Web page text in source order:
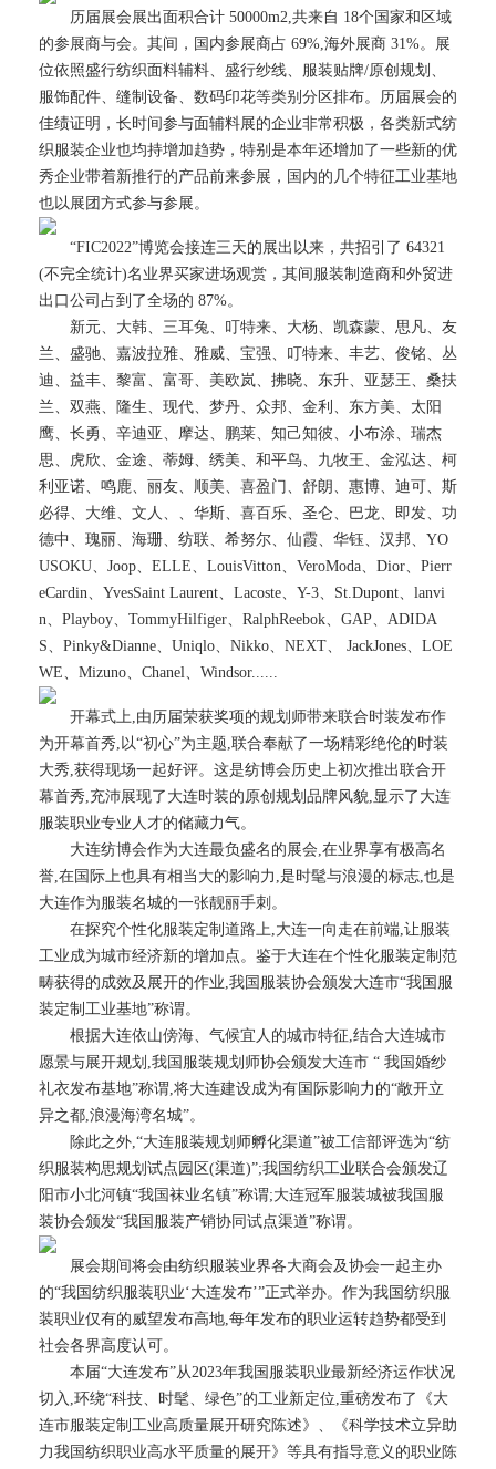
历届展会展出面积合计 50000m2,共来自 18个国家和区域
的参展商与会。其间，国内参展商占 69%,海外展商 31%。展
位依照盛行纺织面料辅料、盛行纱线、服装贴牌/原创规划、
服饰配件、缝制设备、数码印花等类别分区排布。历届展会的
佳绩证明，长时间参与面辅料展的企业非常积极，各类新式纺
织服装企业也均持增加趋势，特别是本年还增加了一些新的优
秀企业带着新推行的产品前来参展，国内的几个特征工业基地
也以展团方式参与参展。
“FIC2022”博览会接连三天的展出以来，共招引了 64321
(不完全统计)名业界买家进场观赏，其间服装制造商和外贸进
出口公司占到了全场的 87%。
新元、大韩、三耳兔、叮特来、大杨、凯森蒙、思凡、友
兰、盛驰、嘉波拉雅、雅威、宝强、叮特来、丰艺、俊铭、丛
迪、益丰、黎富、富哥、美欧岚、拂晓、东升、亚瑟王、桑扶
兰、双燕、隆生、现代、梦丹、众邦、金利、东方美、太阳
鹰、长勇、辛迪亚、摩达、鹏莱、知己知彼、小布涂、瑞杰
思、虎欣、金途、蒂姆、绣美、和平鸟、九牧王、金泓达、柯
利亚诺、鸣鹿、丽友、顺美、喜盈门、舒朗、惠博、迪可、斯
必得、大维、文人、、华斯、喜百乐、圣仑、巴龙、即发、功
德中、瑰丽、海珊、纺联、希努尔、仙霞、华钰、汉邦、YO
USOKU、Joop、ELLE、LouisVitton、VeroModa、Dior、Pierr
eCardin、YvesSaint Laurent、Lacoste、Y-3、St.Dupont、lanvi
n、Playboy、TommyHilfiger、RalphReebok、GAP、ADIDA
S、Pinky&Dianne、Uniqlo、Nikko、NEXT、 JackJones、LOE
WE、Mizuno、Chanel、Windsor......
开幕式上,由历届荣获奖项的规划师带来联合时装发布作
为开幕首秀,以“初心”为主题,联合奉献了一场精彩绝伦的时装
大秀,获得现场一起好评。这是纺博会历史上初次推出联合开
幕首秀,充沛展现了大连时装的原创规划品牌风貌,显示了大连
服装职业专业人才的储藏力气。
大连纺博会作为大连最负盛名的展会,在业界享有极高名
誉,在国际上也具有相当大的影响力,是时髦与浪漫的标志,也是
大连作为服装名城的一张靓丽手刺。
在探究个性化服装定制道路上,大连一向走在前端,让服装
工业成为城市经济新的增加点。鉴于大连在个性化服装定制范
畴获得的成效及展开的作业,我国服装协会颁发大连市“我国服
装定制工业基地”称谓。
根据大连依山傍海、气候宜人的城市特征,结合大连城市
愿景与展开规划,我国服装规划师协会颁发大连市 “ 我国婚纱
礼衣发布基地”称谓,将大连建设成为有国际影响力的“敞开立
异之都,浪漫海湾名城”。
除此之外,“大连服装规划师孵化渠道”被工信部评选为“纺
织服装构思规划试点园区(渠道)”;我国纺织工业联合会颁发辽
阳市小北河镇“我国袜业名镇”称谓;大连冠军服装城被我国服
装协会颁发“我国服装产销协同试点渠道”称谓。
展会期间将会由纺织服装业界各大商会及协会一起主办
的“我国纺织服装职业‘大连发布’”正式举办。作为我国纺织服
装职业仅有的威望发布高地,每年发布的职业运转趋势都受到
社会各界高度认可。
本届“大连发布”从2023年我国服装职业最新经济运作状况
切入,环绕“科技、时髦、绿色”的工业新定位,重磅发布了《大
连市服装定制工业高质量展开研究陈述》、《科学技术立异助
力我国纺织职业高水平质量的展开》等具有指导意义的职业陈